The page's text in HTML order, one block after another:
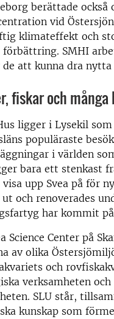
berättade
vid
klimateffekt och
förbättring. SMHI
att kunna dra nytta
fiskar och många
ligger i Lysekil
populäraste
i världen
bara ett stenkast
upp Svea på för
och renoverades
har kommit
Science Center på
av olika
och
verksamheten
SLU står,
kunskap som